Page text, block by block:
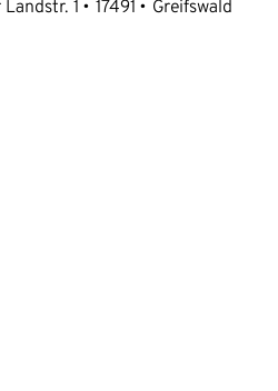
1 17491 Greifswald